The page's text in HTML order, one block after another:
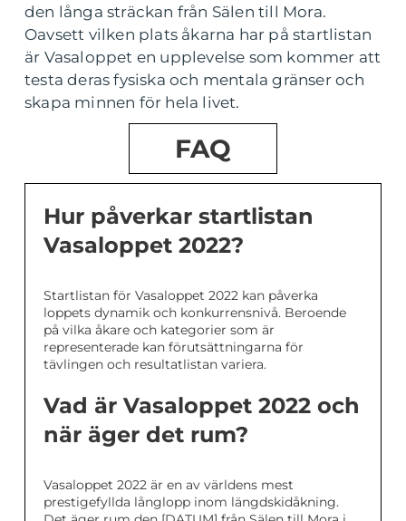
den långa sträckan från Sälen till Mora.
Oavsett vilken plats åkarna har på startlistan
är Vasaloppet en upplevelse som kommer att
testa deras fysiska och mentala gränser och
skapa minnen för hela livet.
FAQ
Hur påverkar startlistan
Vasaloppet 2022?
Startlistan för Vasaloppet 2022 kan påverka
loppets dynamik och konkurrensnivå. Beroende
på vilka åkare och kategorier som är
representerade kan förutsättningarna för
tävlingen och resultatlistan variera.
Vad är Vasaloppet 2022 och
när äger det rum?
Vasaloppet 2022 är en av världens mest
prestigefyllda långlopp inom längdskidåkning.